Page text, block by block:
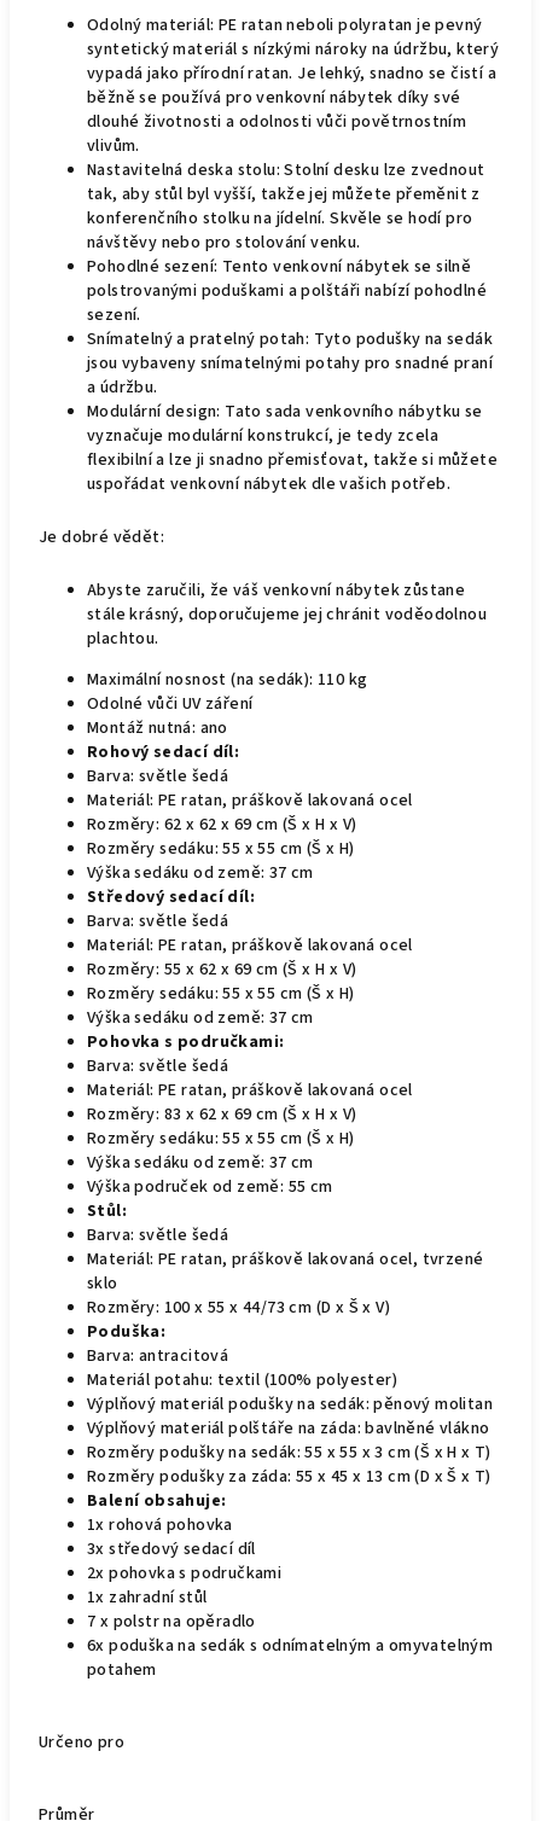
Odolný materiál: PE ratan neboli polyratan je pevný
syntetický materiál s nízkými nároky na údržbu, který
vypadá jako přírodní ratan. Je lehký, snadno se čistí a
běžně se používá pro venkovní nábytek díky své
dlouhé životnosti a odolnosti vůči povětrnostním
vlivům.
Nastavitelná deska stolu: Stolní desku lze zvednout
tak, aby stůl byl vyšší, takže jej můžete přeměnit z
konferenčního stolku na jídelní. Skvěle se hodí pro
návštěvy nebo pro stolování venku.
Pohodlné sezení: Tento venkovní nábytek se silně
polstrovanými poduškami a polštáři nabízí pohodlné
sezení.
Snímatelný a pratelný potah: Tyto podušky na sedák
jsou vybaveny snímatelnými potahy pro snadné praní
a údržbu.
Modulární design: Tato sada venkovního nábytku se
vyznačuje modulární konstrukcí, je tedy zcela
flexibilní a lze ji snadno přemisťovat, takže si můžete
uspořádat venkovní nábytek dle vašich potřeb.
Je dobré vědět:
Abyste zaručili, že váš venkovní nábytek zůstane
stále krásný, doporučujeme jej chránit voděodolnou
plachtou.
Maximální nosnost (na sedák): 110 kg
Odolné vůči UV záření
Montáž nutná: ano
Rohový sedací díl:
Barva: světle šedá
Materiál: PE ratan, práškově lakovaná ocel
Rozměry: 62 x 62 x 69 cm (Š x H x V)
Rozměry sedáku: 55 x 55 cm (Š x H)
Výška sedáku od země: 37 cm
Středový sedací díl:
Barva: světle šedá
Materiál: PE ratan, práškově lakovaná ocel
Rozměry: 55 x 62 x 69 cm (Š x H x V)
Rozměry sedáku: 55 x 55 cm (Š x H)
Výška sedáku od země: 37 cm
Pohovka s područkami:
Barva: světle šedá
Materiál: PE ratan, práškově lakovaná ocel
Rozměry: 83 x 62 x 69 cm (Š x H x V)
Rozměry sedáku: 55 x 55 cm (Š x H)
Výška sedáku od země: 37 cm
Výška područek od země: 55 cm
Stůl:
Barva: světle šedá
Materiál: PE ratan, práškově lakovaná ocel, tvrzené
sklo
Rozměry: 100 x 55 x 44/73 cm (D x Š x V)
Poduška:
Barva: antracitová
Materiál potahu: textil (100% polyester)
Výplňový materiál podušky na sedák: pěnový molitan
Výplňový materiál polštáře na záda: bavlněné vlákno
Rozměry podušky na sedák: 55 x 55 x 3 cm (Š x H x T)
Rozměry podušky za záda: 55 x 45 x 13 cm (D x Š x T)
Balení obsahuje:
1x rohová pohovka
3x středový sedací díl
2x pohovka s područkami
1x zahradní stůl
7 x polstr na opěradlo
6x poduška na sedák s odnímatelným a omyvatelným
potahem
Určeno pro
Průměr